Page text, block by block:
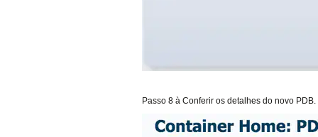
Passo 8 à Conferir os detalhes do novo PDB.